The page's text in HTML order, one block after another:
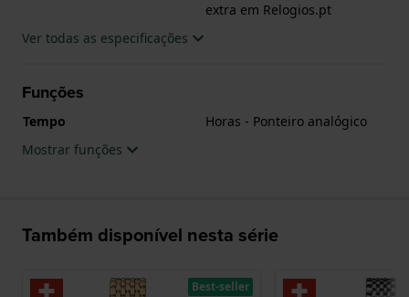
extra em Relogios.pt
Ver todas as especificações
Funções
Tempo
Horas - Ponteiro analógico
Mostrar funções
Também disponível nesta série
Best-seller